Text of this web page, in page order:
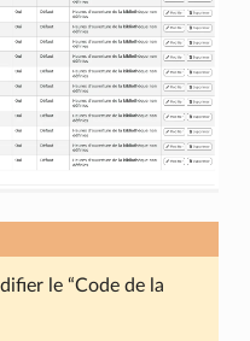
le “Code de la